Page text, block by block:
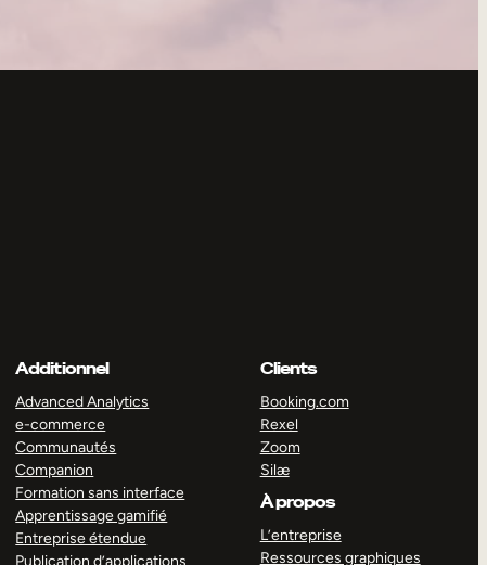
Additionnel
Advanced Analytics
e-commerce
Communautés
Companion
Formation sans interface
Apprentissage gamifié
Entreprise étendue
Publication d’applications
Clients
Booking.com
Rexel
Zoom
Silæ
À propos
L’entreprise
Ressources graphiques